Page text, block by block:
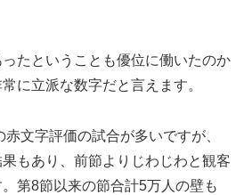
たということも優位に働いたのか
に立派な数字だと言えます。
文字評価の試合が多いですが、
もあり、前節よりじわじわと観客
第8節以来の節合計5万人の壁も